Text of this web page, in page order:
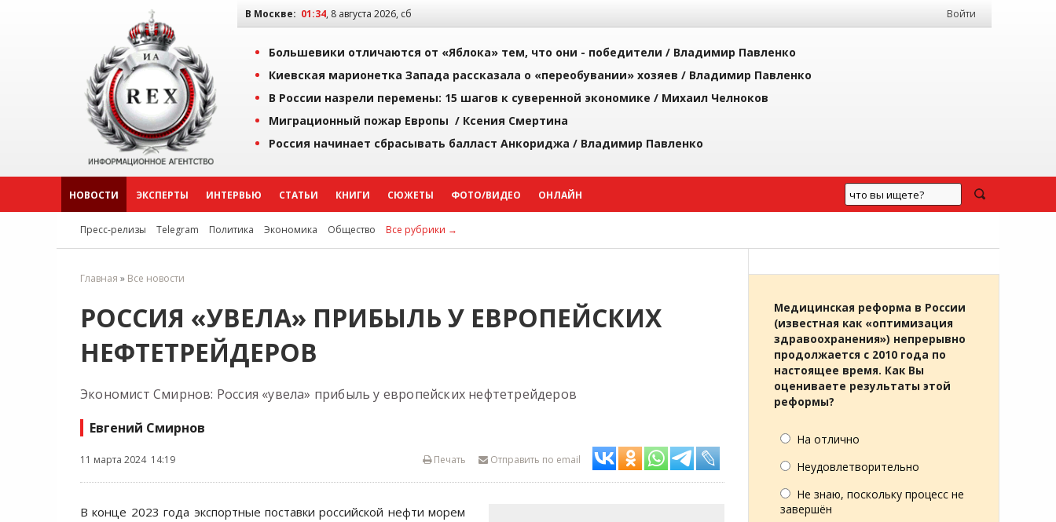
В Москве: 01:34, 8 августа 2026, сб Войти
Большевики отличаются от «Яблока» тем, что они - победители / Владимир Павленко
Киевская марионетка Запада рассказала о «переобувании» хозяев / Владимир Павленко
В России назрели перемены: 15 шагов к суверенной экономике / Михаил Челноков
Миграционный пожар Европы / Ксения Смертина
Россия начинает сбрасывать балласт Анкориджа / Владимир Павленко
НОВОСТИ ЭКСПЕРТЫ ИНТЕРВЬЮ СТАТЬИ КНИГИ СЮЖЕТЫ ФОТО/ВИДЕО ОНЛАЙН
Пресс-релизы Telegram Политика Экономика Общество Все рубрики →
Главная » Все новости
РОССИЯ «УВЕЛА» ПРИБЫЛЬ У ЕВРОПЕЙСКИХ
НЕФТЕТРЕЙДЕРОВ
Экономист Смирнов: Россия «увела» прибыль у европейских нефтетрейдеров
Евгений Смирнов
11 марта 2024 14:19 Отправить по email
Печать
В конце 2023 года экспортные поставки российской нефти морем
Медицинская реформа в России
(известная как «оптимизация
здравоохранения») непрерывно
продолжается с 2010 года по
настоящее время. Как Вы
оцениваете результаты этой
реформы?
На отлично
Неудовлетворительно
Не знаю, поскольку процесс не
завершён